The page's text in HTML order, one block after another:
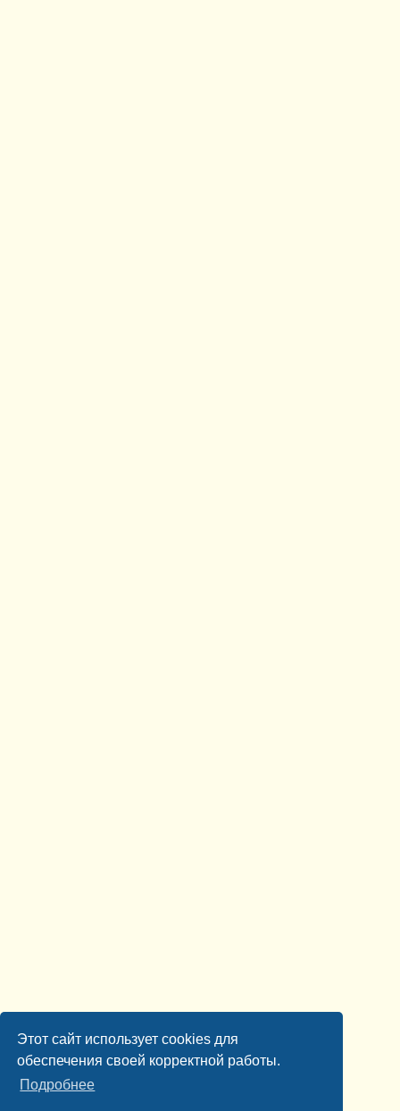
Этот сайт использует cookies для
обеспечения своей корректной работы.
Подробнее